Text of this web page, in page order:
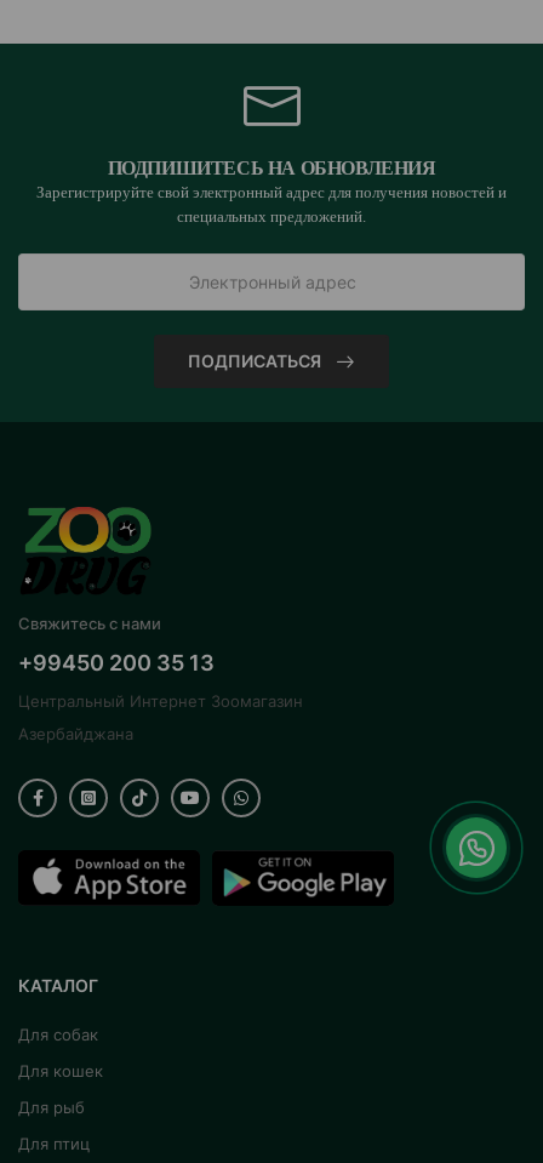
ПОДПИШИТЕСЬ НА ОБНОВЛЕНИЯ
Зарегистрируйте свой электронный адрес для получения новостей и
специальных предложений.
ПОДПИСАТЬСЯ
Свяжитесь с нами
+99450 200 35 13
Центральный Интернет Зоомагазин
Азербайджана
КАТАЛОГ
Для собак
Для кошек
Для рыб
Для птиц